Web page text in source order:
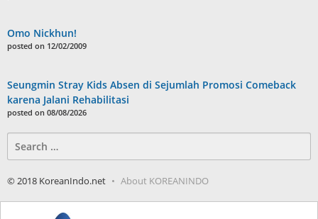
Omo Nickhun!
posted on 12/02/2009
Seungmin Stray Kids Absen di Sejumlah Promosi Comeback
karena Jalani Rehabilitasi
posted on 08/08/2026
for:
© 2018 KoreanIndo.net About KOREANINDO